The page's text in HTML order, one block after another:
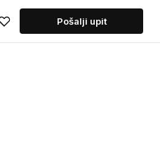
Pošalji upit